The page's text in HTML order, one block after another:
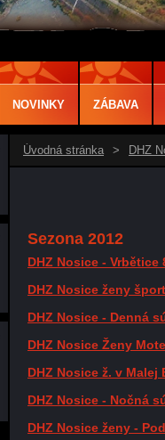
Úvodná stránka > DHZ
Sezona 2012
DHZ Nosice - Vrbětice
DHZ Nosice ženy
DHZ Nosice - Denná
DHZ Nosice Ženy
DHZ Nosice ž. v Malej
DHZ Nosice - Nočná
DHZ Nosice ženy -
NOVINKY ZÁBAVA